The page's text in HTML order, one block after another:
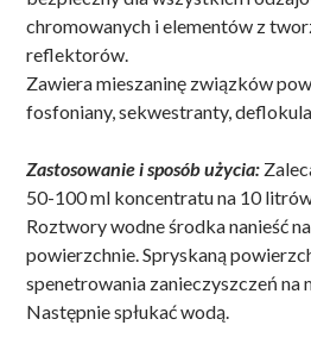
chromowanych i elementów z
reflektorów.
Zawiera mieszaninę związków
fosfoniany, sekwestranty,
Zastosowanie i sposób użycia:
50-100 ml koncentratu na 10
Roztwory wodne środka nanieść
powierzchnie. Spryskaną
spenetrowania zanieczyszczeń na
Następnie spłukać wodą.